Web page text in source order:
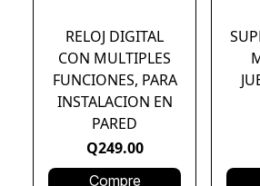
RELOJ DIGITAL
CON MULTIPLES
FUNCIONES, PARA
INSTALACION EN
PARED
Q249.00
Compre